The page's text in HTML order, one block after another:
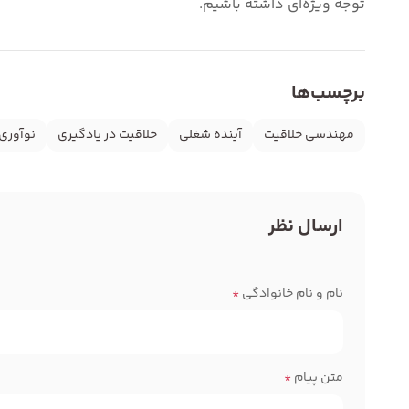
توجه ویژه‌ای داشته باشیم.
برچسب‌ها
مهندسی خلاقیت آینده شغلی خلاقیت در یادگیری نوآوری
ارسال نظر
نام و نام خانوادگی*
متن پیام*